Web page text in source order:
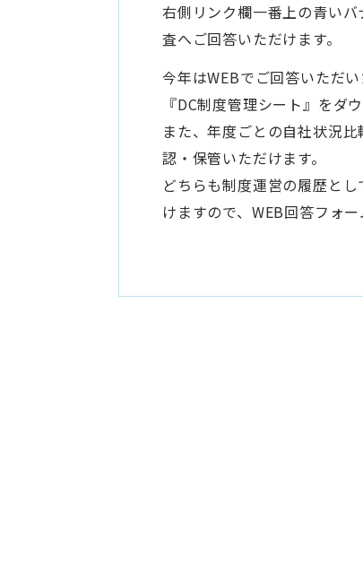
右側リンク欄一番上の青い
査へご回答いただけます。
今年はWEBでご回答いただ
『DC制度管理シート』をダ
また、年度ごとの自社状況
認・保管いただけます。
どちらも制度運営の履歴と
けますので、WEB回答フォ